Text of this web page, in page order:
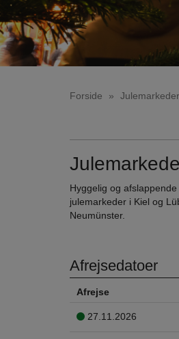
Forside »
Hyggelig og
julemarkeder i Kiel og
Neumünster.
Afrejsedatoer
Afrejse
27.11.2026